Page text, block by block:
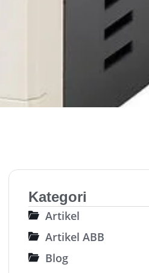
Kategori
Artikel
Artikel ABB
Blog